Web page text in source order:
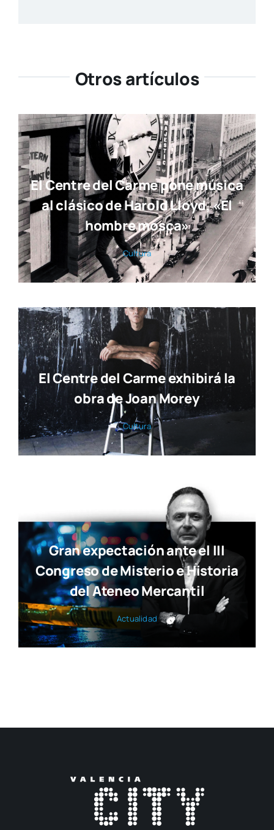
Otros artículos
El Centre del Carme pone música
al clásico de Harold Lloyd, «El
hombre mosca»
Cul­tu­ra
El Centre del Carme exhibirá la
obra de Joan Morey
Cul­tu­ra
Gran expectación ante el III
Congreso de Misterio e Historia
del Ateneo Mercantil
Actua­li­dad